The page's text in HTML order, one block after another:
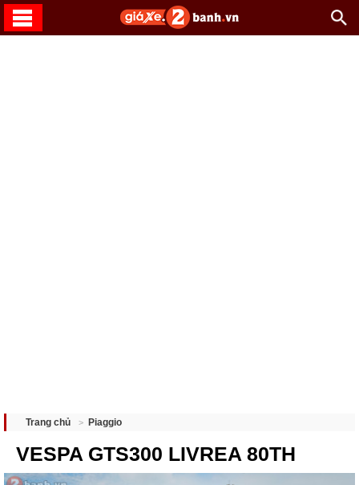
Trang chủ Piaggio
VESPA GTS300 LIVREA 80TH